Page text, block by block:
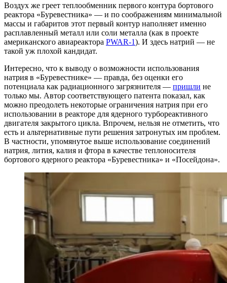
Воздух же греет теплообменник первого контура бортового
реактора «Буревестника» — и по соображениям минимальной
массы и габаритов этот первый контур наполняет именно
расплавленный металл или соли металла (как в проекте
американского авиареактора PWAR-1). И здесь натрий — не
такой уж плохой кандидат.
Интересно, что к выводу о возможности использования
натрия в «Буревестнике» — правда, без оценки его
потенциала как радиационного загрязнителя — пришли не
только мы. Автор соответствующего патента показал, как
можно преодолеть некоторые ограничения натрия при его
использовании в реакторе для ядерного турбореактивного
двигателя закрытого цикла. Впрочем, нельзя не отметить, что
есть и альтернативные пути решения затронутых им проблем.
В частности, упомянутое выше использование соединений
натрия, лития, калия и фтора в качестве теплоносителя
бортового ядерного реактора «Буревестника» и «Посейдона».